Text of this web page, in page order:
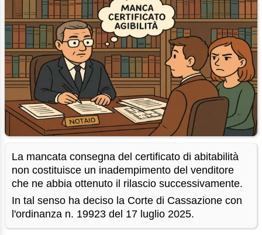
La mancata consegna del certificato di abitabilità
non costituisce un inadempimento del venditore
che ne abbia ottenuto il rilascio successivamente.
In tal senso ha deciso la Corte di Cassazione con
l'ordinanza n. 19923 del 17 luglio 2025.